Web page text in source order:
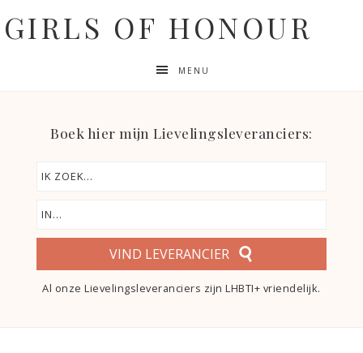
GIRLS OF HONOUR
MENU
Boek hier mijn Lievelingsleveranciers:
VIND LEVERANCIER
Al onze Lievelingsleveranciers zijn LHBTI+ vriendelijk.